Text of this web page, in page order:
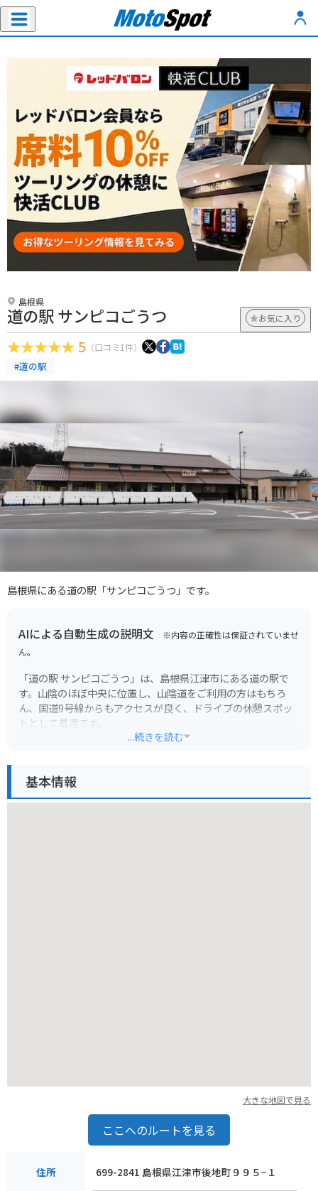
島根県
道の駅 サンピコごうつ お気に入り
5 （口コミ1件）
#道の駅
島根県にある道の駅「サンピコごうつ」です。
AIによる自動生成の説明文 ※内容の正確性は保証されていませ
ん。
「道の駅 サンピコごうつ」は、島根県江津市にある道の駅で
す。山陰のほぼ中央に位置し、山陰道をご利用の方はもちろ
ん、国道9号線からもアクセスが良く、ドライブの休憩スポッ
トとして最適です。
す。バイクで訪れる場合は、駐車場も広く停めやすいので安心
です。
...続きを読む
基本情報
大きな地図で見る
ここへのルートを見る
住所 699-2841 島根県江津市後地町９９５−１